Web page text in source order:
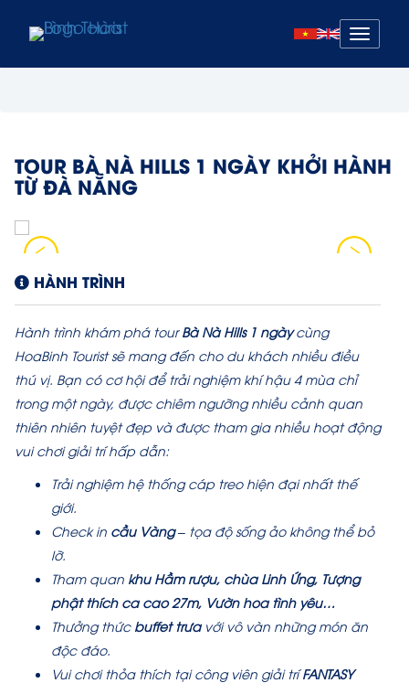
Mở
menu
TOUR BÀ NÀ HILLS 1 NGÀY KHỞI HÀNH
TỪ ĐÀ NẴNG
HÀNH TRÌNH
Hành trình khám phá tourBà Nà Hills 1 ngàycùng
HoaBinh Tourist sẽ mang đến cho du khách nhiều điều
thú vị. Bạn có cơ hội để trải nghiệm khí hậu 4 mùa chỉ
trong một ngày, được chiêm ngưỡng nhiều cảnh quan
thiên nhiên tuyệt đẹp và được tham gia nhiều hoạt động
vui chơi giải trí hấp dẫn:
Trải nghiệm hệ thống cáp treo hiện đại nhất thế
giới.
Check in cầu Vàng– tọa độ sống ảo không thể bỏ
lỡ.
Tham quan khu Hầm rượu, chùa Linh Ứng, Tượng
phật thích ca cao 27m, Vườn hoa tình yêu…
Thưởng thức buffet trưavới vô vàn những món ăn
độc đáo.
Vui chơi thỏa thích tại công viên giải tríFANTASY